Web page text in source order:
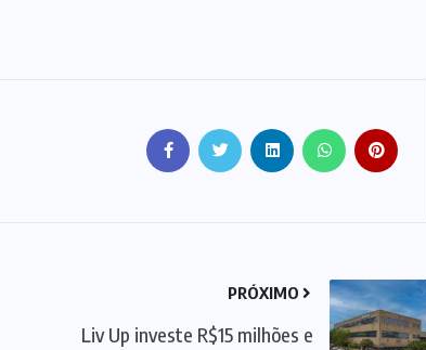
PRÓXIMO
Liv Up investe R$15 milhões e